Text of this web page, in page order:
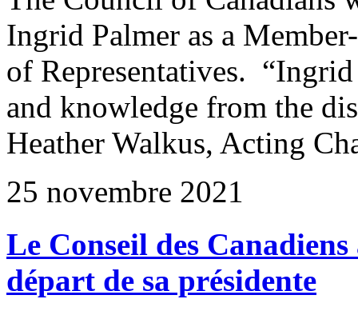
Ingrid Palmer as a
of Representatives.
and knowledge from the
Heather Walkus, Acting
25 novembre 2021
Le Conseil des
départ de sa présidente